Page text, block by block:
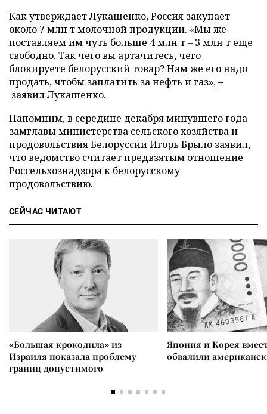
Как утверждает Лукашенко, Россия закупает
около 7 млн т молочной продукции. «Мы же
поставляем им чуть больше 4 млн т – 3 млн т еще
свободно. Так чего вы артачитесь, чего
блокируете белорусский товар? Нам же его надо
продать, чтобы заплатить за нефть и газ», –
заявил Лукашенко.
Напомним, в середине декабря минувшего года
замглавы министерства сельского хозяйства и
продовольствия Белоруссии Игорь Брыло заявил,
что ведомство считает предвзятым отношение
Россельхознадзора к белорусскому
продовольствию.
СЕЙЧАС ЧИТАЮТ
«Большая крокодила» из
Израиля показала проблему
границ допустимого
Япония и Корея
обвалили